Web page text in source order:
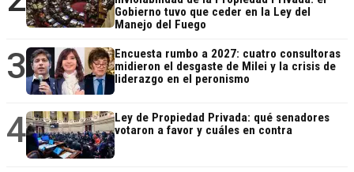
Gobierno tuvo que ceder en la Ley del
Manejo del Fuego
3
Encuesta rumbo a 2027: cuatro consultoras
midieron el desgaste de Milei y la crisis de
liderazgo en el peronismo
4
Ley de Propiedad Privada: qué senadores
votaron a favor y cuáles en contra